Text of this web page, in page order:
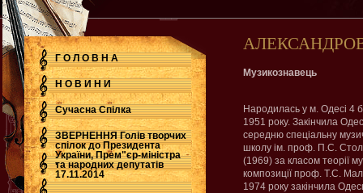
Г О Л О В Н А
Н О В И Н И
Сучасна Cпілка
ЗВЕРНЕННЯ Голів творчих
спілок до Президента
України, Прем"єр-міністра
та народних депутатів
17.11.2014
.
Музикознавець
Народилась у м. Одесі 4
1951 року. Закінчила
середню спеціальну
школу ім. проф. П.С.
(1969) за класом теорії
композиції проф. Т.С.
1974 року закінчила